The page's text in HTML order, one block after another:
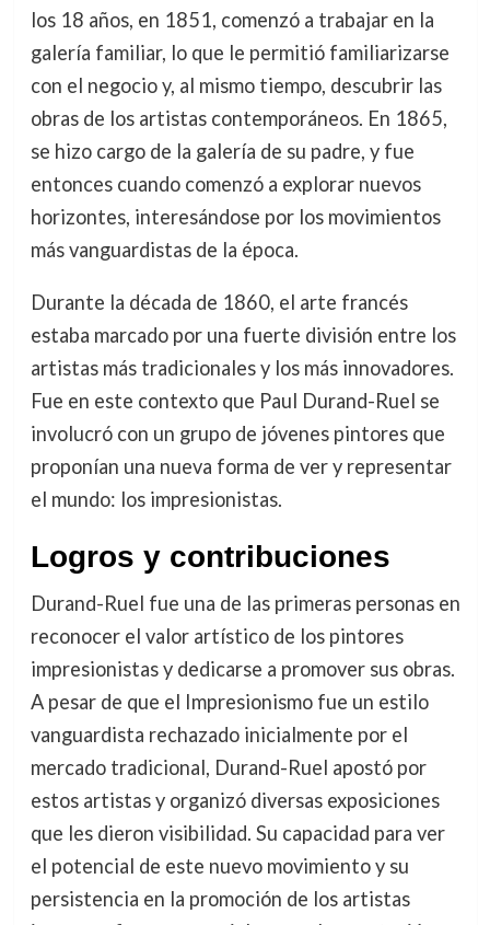
los 18 años, en 1851, comenzó a trabajar en la
galería familiar, lo que le permitió familiarizarse
con el negocio y, al mismo tiempo, descubrir las
obras de los artistas contemporáneos. En 1865,
se hizo cargo de la galería de su padre, y fue
entonces cuando comenzó a explorar nuevos
horizontes, interesándose por los movimientos
más vanguardistas de la época.
Durante la década de 1860, el arte francés
estaba marcado por una fuerte división entre los
artistas más tradicionales y los más innovadores.
Fue en este contexto que Paul Durand-Ruel se
involucró con un grupo de jóvenes pintores que
proponían una nueva forma de ver y representar
el mundo: los impresionistas.
Logros y contribuciones
Durand-Ruel fue una de las primeras personas en
reconocer el valor artístico de los pintores
impresionistas y dedicarse a promover sus obras.
A pesar de que el Impresionismo fue un estilo
vanguardista rechazado inicialmente por el
mercado tradicional, Durand-Ruel apostó por
estos artistas y organizó diversas exposiciones
que les dieron visibilidad. Su capacidad para ver
el potencial de este nuevo movimiento y su
persistencia en la promoción de los artistas